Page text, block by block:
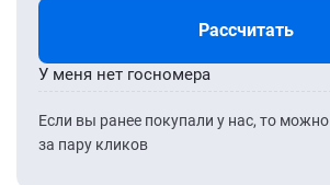
Рассчитать
Если вы ранее покупали у нас, то можно
за пару кликов
У меня нет госномера